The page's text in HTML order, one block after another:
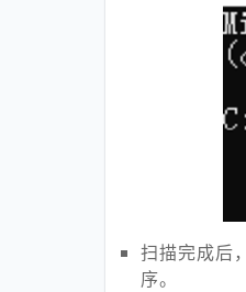
扫描完成后
序。